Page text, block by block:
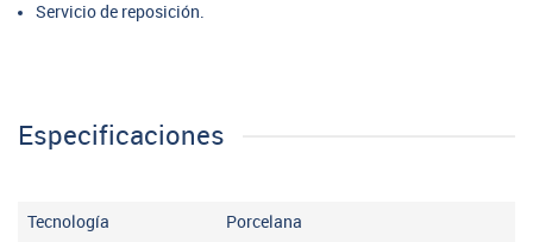
Servicio de reposición.
Especificaciones
Tecnología Porcelana